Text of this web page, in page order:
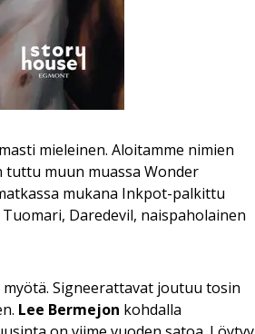
mieleinen. Aloitamme nimien
muun muassa Wonder
mukana Inkpot-palkittu
Daredevil, naispaholainen
Signeerattavat joutuu tosin
Lee Bermejon kohdalla